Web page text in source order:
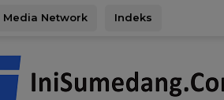
Media Network Indeks